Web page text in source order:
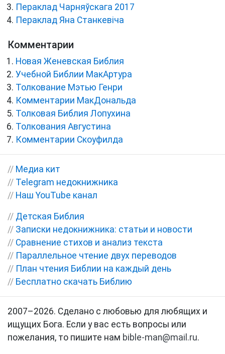
Пераклад Чарняўскага 2017
Пераклад Яна Станкевіча
Комментарии
Новая Женевская Библия
Учебной Библии МакАртура
Толкование Мэтью Генри
Комментарии МакДональда
Толковая Библия Лопухина
Толкования Августина
Комментарии Скоуфилда
// Медиа кит
// Telegram недокнижника
// Наш YouTube канал
// Детская Библия
// Записки недокнижника: статьи и новости
// Сравнение стихов и анализ текста
// Параллельное чтение двух переводов
// План чтения Библии на каждый день
// Бесплатно скачать Библию
2007–2026. Сделано с любовью для любящих и
ищущих Бога. Если у вас есть вопросы или
пожелания, то пишите нам bible-man@mail.ru.